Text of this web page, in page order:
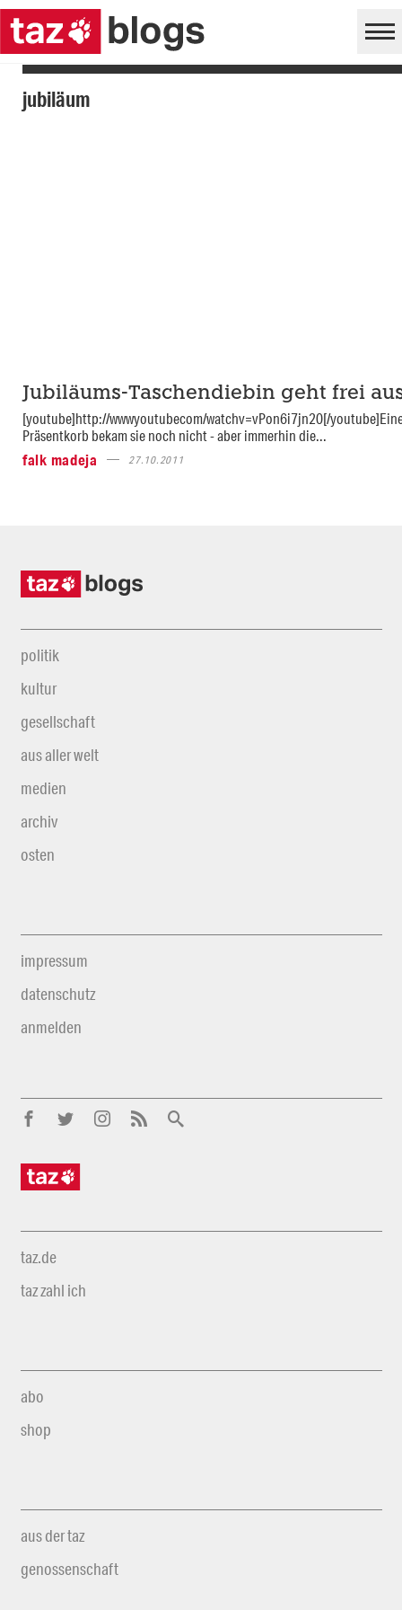
jubiläum
Jubiläums-Taschendiebin geht frei
[youtube]http://wwwyoutubecom/watchv=vPon6i7jn20[/
Präsentkorb bekam sie noch nicht - aber immerhin die...
falk madeja
27.10.2011
politik
kultur
gesellschaft
aus aller welt
medien
archiv
osten
impressum
datenschutz
anmelden
taz.de
taz zahl ich
abo
shop
aus der taz
genossenschaft